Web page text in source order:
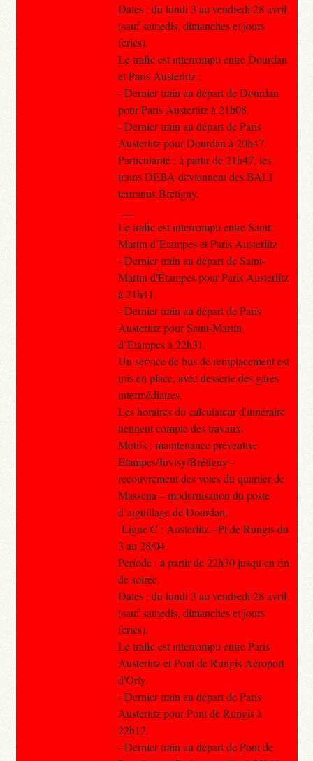
Dates : du lundi 3 au vendredi 28 avril
(sauf samedis, dimanches et jours
fériés).
Le trafic est interrompu entre Dourdan
et Paris Austerlitz :
- Dernier train au départ de Dourdan
pour Paris Austerlitz à 21h08.
- Dernier train au départ de Paris
Austerlitz pour Dourdan à 20h47.
Particularité : à partir de 21h47, les
trains DEBA deviennent des BALI
terminus Brétigny.
Le trafic est interrompu entre Saint-
Martin d’Etampes et Paris Austerlitz :
- Dernier train au départ de Saint-
Martin d'Étampes pour Paris Austerlitz
à 21h41.
- Dernier train au départ de Paris
Austerlitz pour Saint-Martin
d’Etampes à 22h31.
Un service de bus de remplacement est
mis en place, avec desserte des gares
intermédiaires.
Les horaires du calculateur d'itinéraire
tiennent compte des travaux.
Motifs : maintenance préventive
Etampes/Juvisy/Brétigny -
recouvrement des voies du quartier de
Massena – modernisation du poste
d’aiguillage de Dourdan.
Ligne C : Austerlitz - Pt de Rungis du
3 au 28/04.
Période : à partir de 22h30 jusqu’en fin
de soirée.
Dates : du lundi 3 au vendredi 28 avril
(sauf samedis, dimanches et jours
fériés).
Le trafic est interrompu entre Paris
Austerlitz et Pont de Rungis Aéroport
d'Orly.
- Dernier train au départ de Paris
Austerlitz pour Pont de Rungis à
22h12.
- Dernier train au départ de Pont de